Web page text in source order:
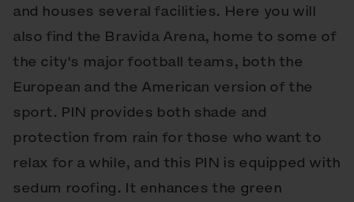
and houses several facilities. Here you will
also find the Bravida Arena, home to some of
the city's major football teams, both the
European and the American version of the
sport. PIN provides both shade and
protection from rain for those who want to
relax for a while, and this PIN is equipped with
sedum roofing. It enhances the green